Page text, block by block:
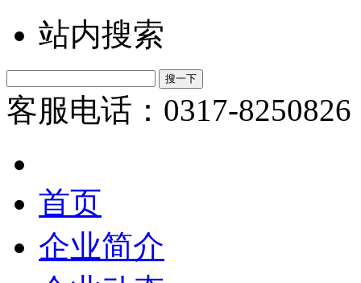
站内搜索
客服电话：0317-8250826
首页
企业简介